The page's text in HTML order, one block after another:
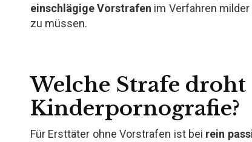
einschlägige Vorstrafen im Verfahren milder
zu müssen.
Welche Strafe
Kinderpornografie?
Für Ersttäter ohne Vorstrafen ist bei rein